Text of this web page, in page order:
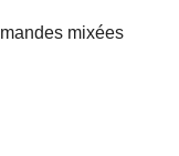
mixées